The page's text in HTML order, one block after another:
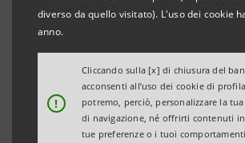
diverso da quello visitato). L'uso dei cookie
anno.
!
Cliccando sulla [x] di chiusura del
acconsenti all’uso dei cookie di
potremo, perciò, personalizzare la
di navigazione, né offrirti contenuti
tue preferenze o i tuoi
Webecome
disagio sociale dei